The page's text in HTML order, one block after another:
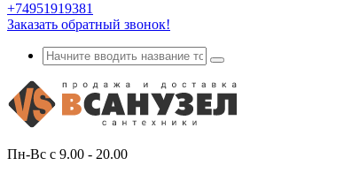
+74951919381
Заказать обратный звонок!
Пн-Вс с 9.00 - 20.00